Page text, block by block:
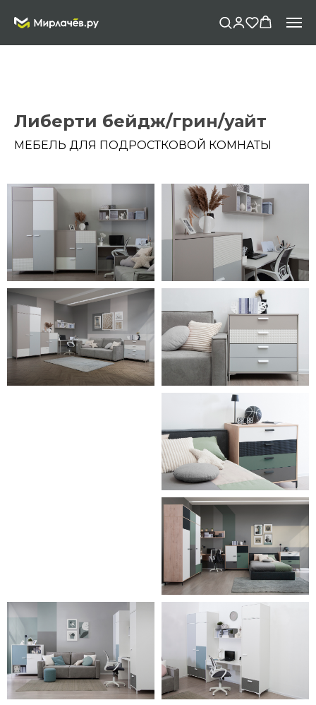
Либерти бейдж/грин/уайт
МЕБЕЛЬ ДЛЯ ПОДРОСТКОВОЙ КОМНАТЫ